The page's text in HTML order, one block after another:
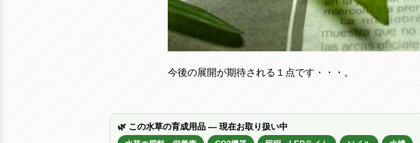
今後の展開が期待される１点です・・・。
🌿 この水草の育成用品 — 現在お取り扱い中